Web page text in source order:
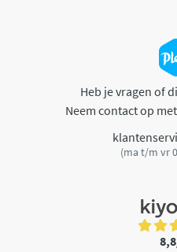
Heb je vragen of
Neem contact op
(ma t/m vr